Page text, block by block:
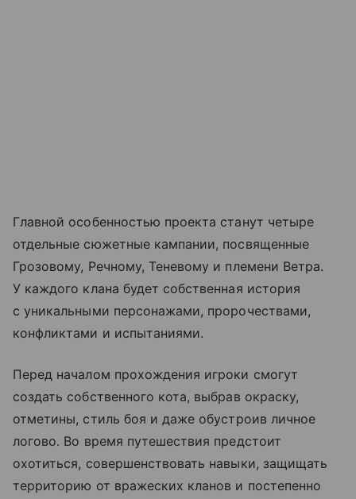
Главной особенностью проекта станут четыре
отдельные сюжетные кампании, посвященные
Грозовому, Речному, Теневому и племени Ветра.
У каждого клана будет собственная история
с уникальными персонажами, пророчествами,
конфликтами и испытаниями.
Перед началом прохождения игроки смогут
создать собственного кота, выбрав окраску,
отметины, стиль боя и даже обустроив личное
логово. Во время путешествия предстоит
охотиться, совершенствовать навыки, защищать
территорию от вражеских кланов и постепенно